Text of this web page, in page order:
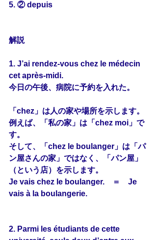
5. ② depuis
解説
1. J’ai rendez-vous chez le médecin
cet après-midi.
今日の午後、病院に予約を入れた。
「chez」は人の家や場所を示します。
例えば、「私の家」は「chez moi」で
す。
そして、「chez le boulanger」は「パ
ン屋さんの家」ではなく、「パン屋」
（という店）を示します。
Je vais chez le boulanger.　＝　Je
vais à la boulangerie.
2. Parmi les étudiants de cette